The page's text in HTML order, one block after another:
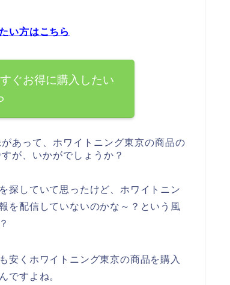
い方はこちら
ぐお得に購入したい
あって、ホワイトニング東京の商品の
が、いかがでしょうか？
探していて思ったけど、ホワイトニン
を配信していないのかな～？という風
安くホワイトニング東京の商品を購入
ですよね。